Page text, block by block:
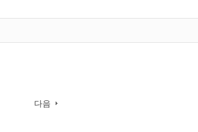
다음